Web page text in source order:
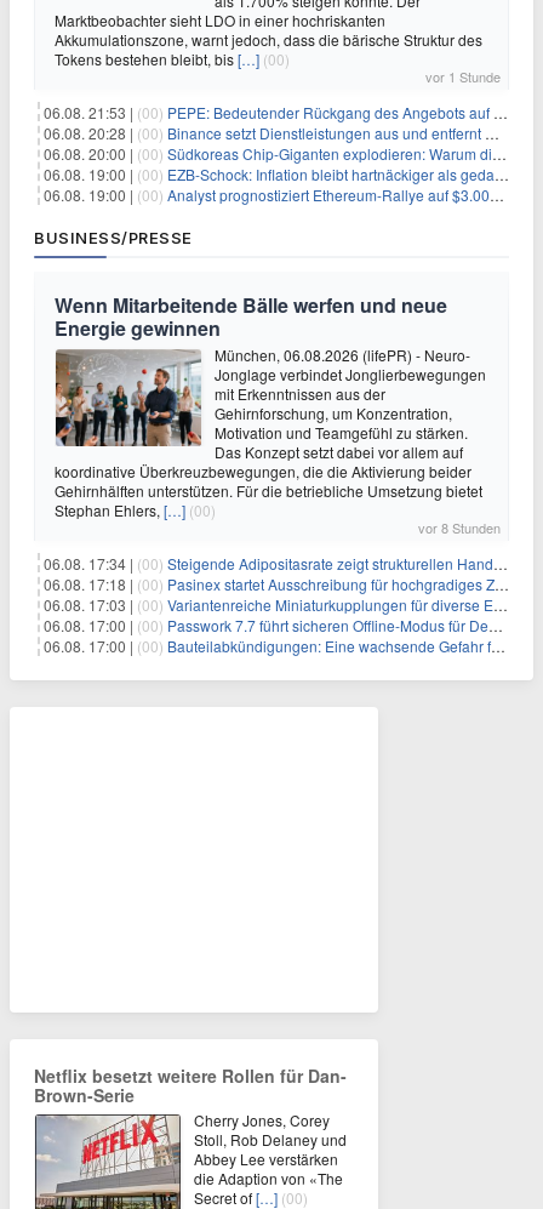
Marktbeobachter sieht LDO in einer hochriskanten
Akkumulationszone, warnt jedoch, dass die bärische Struktur des
Tokens bestehen bleibt, bis[…] (00)
vor 1 Stunde
06.08. 21:53 | (00) PEPE: Bedeutender Rückgang des Angebots auf Börsen – Was kommt als Nächstes?
06.08. 20:28 | (00) Binance setzt Dienstleistungen aus und entfernt mehrere Krypto-Paare: Wer ist betroffen?
06.08. 20:00 | (00) Südkoreas Chip-Giganten explodieren: Warum dieser Rekord-Tag die KI-Branche erschüttert
06.08. 19:00 | (00) EZB-Schock: Inflation bleibt hartnäckiger als gedacht – 2027 wird zum kritischen Test
06.08. 19:00 | (00) Analyst prognostiziert Ethereum-Rallye auf $3.000 nach entscheidendem On-Chain-Ausbruch
BUSINESS/PRESSE
Wenn Mitarbeitende Bälle werfen und neue
Energie gewinnen
München, 06.08.2026 (lifePR) - Neuro-
Jonglage verbindet Jonglierbewegungen
mit Erkenntnissen aus der
Gehirnforschung, um Konzentration,
Motivation und Teamgefühl zu stärken.
Das Konzept setzt dabei vor allem auf
koordinative Überkreuzbewegungen, die die Aktivierung beider
Gehirnhälften unterstützen. Für die betriebliche Umsetzung bietet
Stephan Ehlers, […] (00)
vor 8 Stunden
06.08. 17:34 | (00) Steigende Adipositasrate zeigt strukturellen Handlungsbedarf bei der Ernährung schulpflichtiger Kinder
06.08. 17:18 | (00) Pasinex startet Ausschreibung für hochgradiges Zinksulfidkonzentrat mit Germanium- und Silbergehalten und stellt ein Betriebsupdate bereit
06.08. 17:03 | (00) Variantenreiche Miniaturkupplungen für diverse Einsatzbereiche
06.08. 17:00 | (00) Passwork 7.7 führt sicheren Offline-Modus für Desktop- und Mobile-Apps ein
06.08. 17:00 | (00) Bauteilabkündigungen: Eine wachsende Gefahr für industrielle Elektroniksysteme
Netflix besetzt weitere Rollen für Dan-
Brown-Serie
Cherry Jones, Corey
Stoll, Rob Delaney und
Abbey Lee verstärken
die Adaption von «The
Secret of[…] (00)